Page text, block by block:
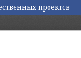
проектов